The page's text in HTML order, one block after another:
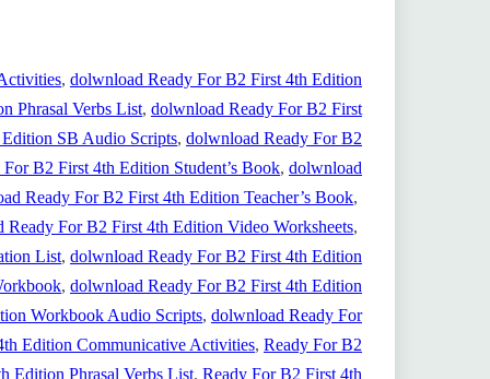
, dolwnload Ready For B2 First 4th Edition
Phrasal Verbs List, dolwnload Ready For B2 First
SB Audio Scripts, dolwnload Ready For B2
B2 First 4th Edition Student’s Book, dolwnload
Ready For B2 First 4th Edition Teacher’s Book
Ready For B2 First 4th Edition Video Worksheets
List, dolwnload Ready For B2 First 4th Edition
, dolwnload Ready For B2 First 4th Edition
Workbook Audio Scripts, dolwnload Ready For
Edition Communicative Activities, Ready For B2
Edition Phrasal Verbs List, Ready For B2 First 4th